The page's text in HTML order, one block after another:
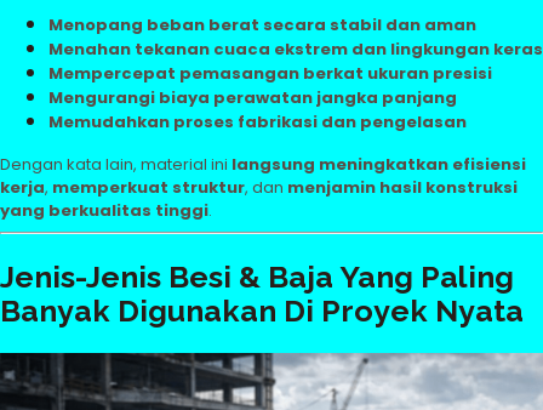
Menopang beban berat secara stabil dan aman
Menahan tekanan cuaca ekstrem dan lingkungan keras
Mempercepat pemasangan berkat ukuran presisi
Mengurangi biaya perawatan jangka panjang
Memudahkan proses fabrikasi dan pengelasan
Dengan kata lain, material ini langsung meningkatkan efisiensi
kerja, memperkuat struktur, dan menjamin hasil konstruksi
yang berkualitas tinggi.
Jenis-Jenis Besi & Baja Yang Paling
Banyak Digunakan Di Proyek Nyata